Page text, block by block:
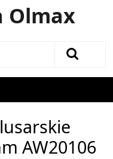
Olmax
AW20106